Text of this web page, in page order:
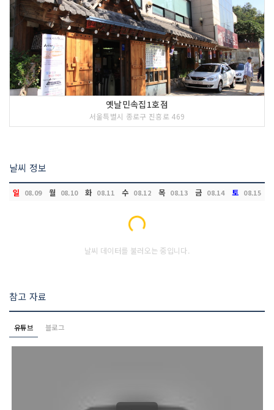
옛날민속집1호점
서울특별시 종로구 진흥로 469
날씨 정보
일 08.09 월 08.10 화 08.11 수 08.12 목 08.13 금 08.14 토 08.15
Loading...
날씨 데이터를 불러오는 중입니다.
참고 자료
유튜브 블로그